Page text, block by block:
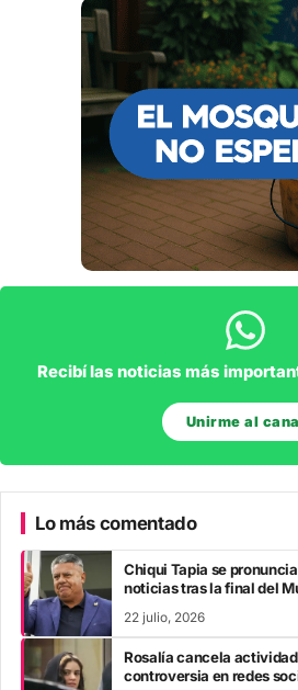
Recibí las noticias más
Unirme al
Lo más comentado
Chiqui Tapia se
noticias tras la final del
22 julio, 2026
Rosalía cancela
controversia en redes